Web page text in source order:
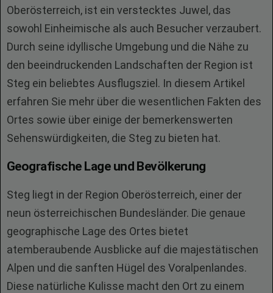
Oberösterreich, ist ein verstecktes Juwel, das
sowohl Einheimische als auch Besucher verzaubert.
Durch seine idyllische Umgebung und die Nähe zu
den beeindruckenden Landschaften der Region ist
Steg ein beliebtes Ausflugsziel. In diesem Artikel
erfahren Sie mehr über die wesentlichen Fakten des
Ortes sowie über einige der bemerkenswerten
Sehenswürdigkeiten, die Steg zu bieten hat.
Geografische Lage und Bevölkerung
Steg liegt in der Region Oberösterreich, einer der
neun österreichischen Bundesländer. Die genaue
geographische Lage des Ortes bietet
atemberaubende Ausblicke auf die majestätischen
Alpen und die sanften Hügel des Voralpenlandes.
Diese natürliche Kulisse macht den Ort zu einem